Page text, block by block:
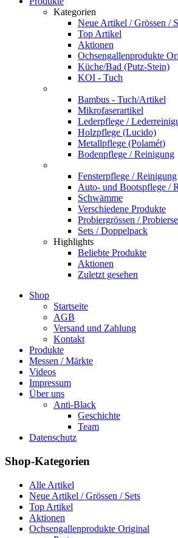
Kategorien
Neue Artikel / Grössen /
Top Artikel
Aktionen
Ochsengallenprodukte
Küche/Bad (Putz-Stein)
KOI - Tuch
Bambus - Tuch/Artikel
Mikrofaserartikel
Lederpflege /
Holzpflege (Lucido)
Metallpflege (Polamét)
Bodenpflege / Reinigung
Fensterpflege / Reinigung
Auto- und Bootspflege /
Schwämme
Verschiedene Produkte
Probiergrössen /
Sets / Doppelpack
Highlights
Beliebte Produkte
Aktionen
Zuletzt gesehen
Shop
Startseite
AGB
Versand und Zahlung
Kontakt
Produkte
Messen / Märkte
Videos
Impressum
Über uns
Anti-Black
Geschichte
Team
Datenschutz
Shop-Kategorien
Alle Artikel
Neue Artikel / Grössen / Sets
Top Artikel
Aktionen
Ochsengallenprodukte Original